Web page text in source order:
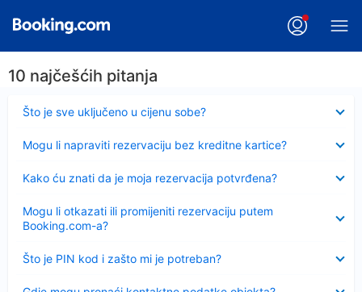
10 najčešćih pitanja
Što je sve uključeno u cijenu sobe?
Sažeto
Mogu li napraviti rezervaciju bez kreditne kartice?
Kako ću znati da je moja rezervacija potvrđena?
Mogu li otkazati ili promijeniti rezervaciju putem
Booking.com-a?
Što je PIN kod i zašto mi je potreban?
Sažeto